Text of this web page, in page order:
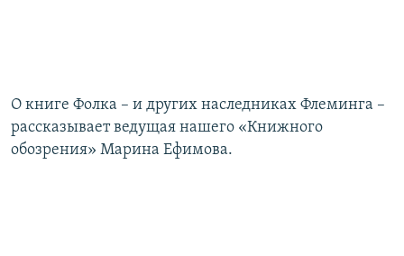
О книге Фолка – и других наследниках Флеминга –
рассказывает ведущая нашего «Книжного
обозрения» Марина Ефимова.